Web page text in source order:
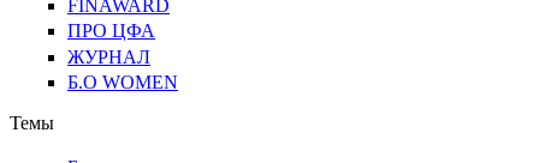
FINAWARD
ПРО ЦФА
ЖУРНАЛ
Б.О WOMEN
Темы